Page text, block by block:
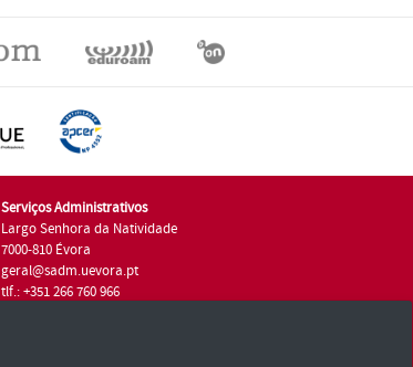
Serviços Administrativos
Largo Senhora da Natividade
7000-810 Évora
geral@sadm.uevora.pt
tlf.: +351 266 760 966